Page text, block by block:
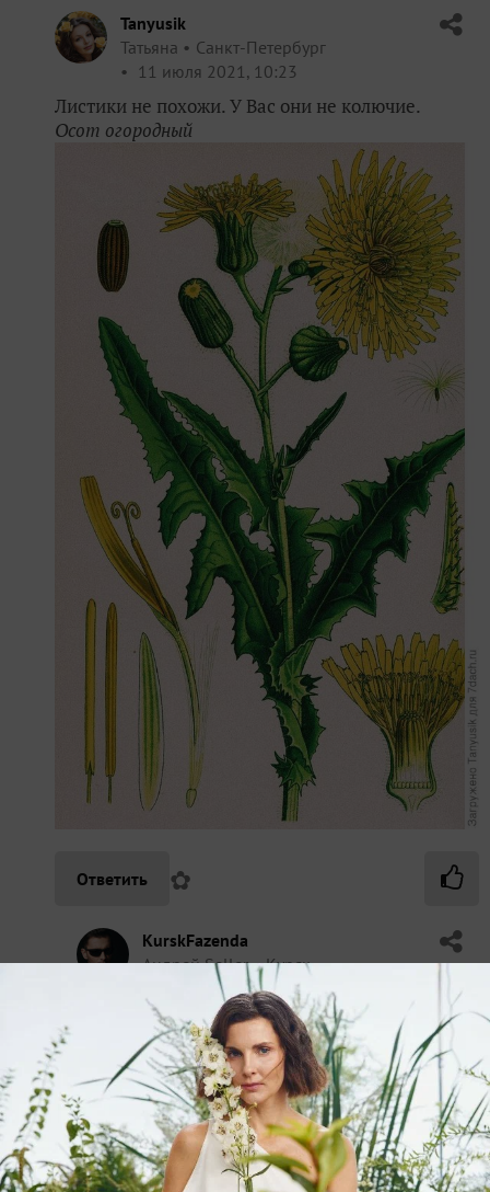
Tanyusik
Татьяна
Санкт-Петербург
11 июля 2021, 10:23
Листики не похожи. У Вас они не колючие.
Осот огородный
Ответить ✿
KurskFazenda
Андрей Seller
Курск
11 июля 2021, 12:08
Колючие. Ну что я, осот не знаю.
На рисунке другой вид осота; наш осот цветет
более мелкими фиолетовыми цветками и их в
соцветии больше. И листья отличаются.
Ответить ✿ 1Спасибо!